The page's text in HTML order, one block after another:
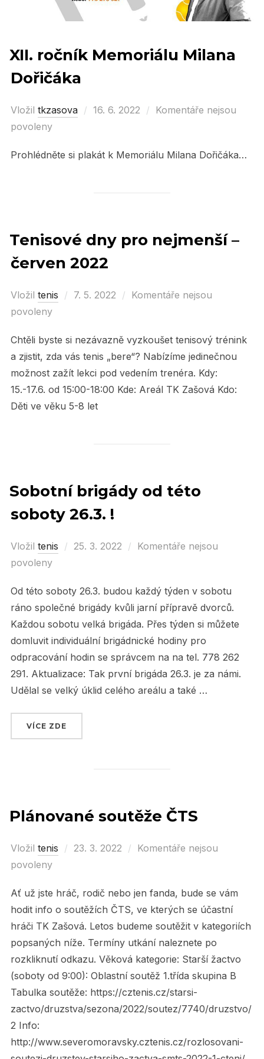
XII. ročník Memoriálu Milana
Dořičáka
Vložil tkzasova
Posted
16. 6. 2022
Komentáře nejsou
povoleny
Prohlédněte si plakát k Memoriálu Milana Dořičáka…
Tenisové dny pro nejmenší –
červen 2022
Vložil tenis
Posted
7. 5. 2022
Komentáře nejsou
povoleny
Chtěli byste si nezávazně vyzkoušet tenisový trénink
a zjistit, zda vás tenis „bere“? Nabízíme jedinečnou
možnost zažít lekci pod vedením trenéra. Kdy:
15.-17.6. od 15:00-18:00 Kde: Areál TK Zašová Kdo:
Děti ve věku 5-8 let
Sobotní brigády od této
soboty 26.3. !
Vložil tenis
Posted
25. 3. 2022
Komentáře nejsou
povoleny
Od této soboty 26.3. budou každý týden v sobotu
ráno společné brigády kvůli jarní přípravě dvorců.
Každou sobotu velká brigáda. Přes týden si můžete
domluvit individuální brigádnické hodiny pro
odpracování hodin se správcem na na tel. 778 262
291. Aktualizace: Tak první brigáda 26.3. je za námi.
Udělal se velký úklid celého areálu a také …
VÍCE ZDE
Plánované soutěže ČTS
Vložil tenis
Posted
23. 3. 2022
Komentáře nejsou
povoleny
Ať už jste hráč, rodič nebo jen fanda, bude se vám
hodit info o soutěžích ČTS, ve kterých se účastní
hráči TK Zašová. Letos budeme soutěžit v kategoriích
popsaných níže. Termíny utkání naleznete po
rozkliknutí odkazu. Věková kategorie: Starší žactvo
(soboty od 9:00): Oblastní soutěž 1.třída skupina B
Tabulka soutěže: https://cztenis.cz/starsi-
zactvo/druzstva/sezona/2022/soutez/7740/druzstvo/
2 Info:
http://www.severomoravsky.cztenis.cz/rozlosovani-